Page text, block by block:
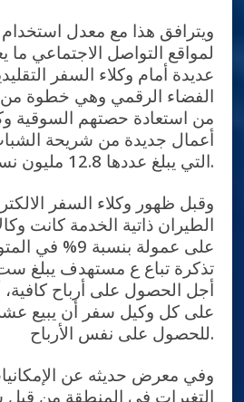
ويترافق هذا مع معدل استخدام
لمواقع التواصل الاجتماعي
عديدة أمام وكلاء السفر
الفضاء الرقمي وهي خطوة من
من استعادة حصتهم
أعمال جديدة من شريحة
التي يبلغ عددها 12.8 مليون نسمة.
وقبل ظهور وكلاء السفر
الطيران ذاتية الخدمة كانت
على عمولة
تذكرة تباع ع مستهدف يبلغ
أجل الحصول على أرباح كافية،
على كل وكيل سفر أن يبيع
للحصول على نفس الأرباح.
وفي معرض حديثه عن
التغيرات في المنطقة من قبل